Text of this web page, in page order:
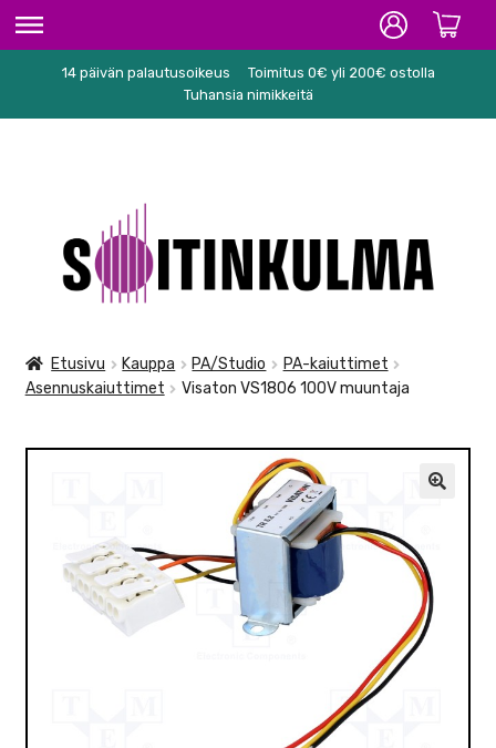
ETUSIVU
KARAOKE
NUOTIT
TARVIKKEET
SEKALAISET
KÄYTETYT
14 päivän palautusoikeus
Toimitus 0€ yli 200€ ostolla
Tuhansia nimikkeitä
navigointiin
sisältöön
Etusivu Kauppa PA/Studio
PA-kaiuttimet
Asennuskaiuttimet
Visaton VS1806 100V muuntaja